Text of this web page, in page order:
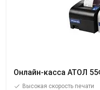
Онлайн-касса АТОЛ
Высокая скорость печати